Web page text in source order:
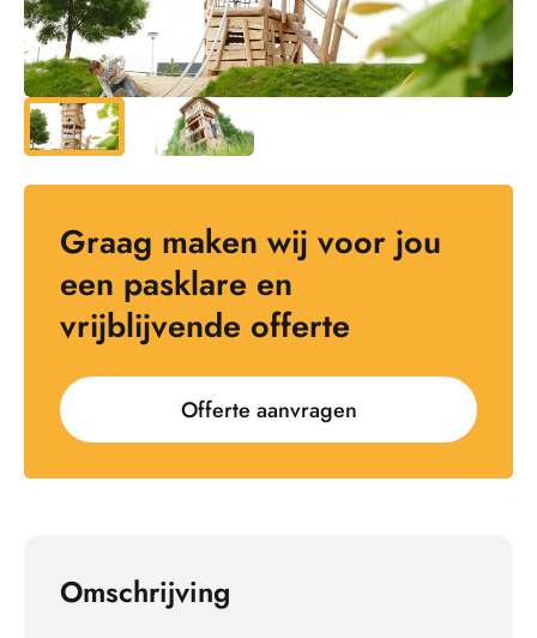
Graag maken wij voor jou
een pasklare en
vrijblijvende offerte
Offerte aanvragen
Omschrijving